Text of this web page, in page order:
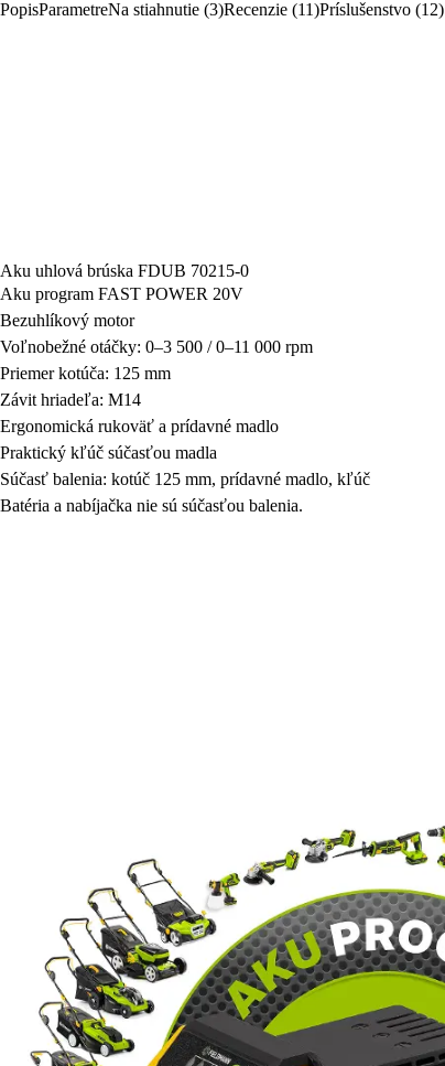
PopisParametreNa stiahnutie (3)Recenzie (11)Príslušenstvo (12)
Aku uhlová brúska FDUB 70215-0
Aku program FAST POWER 20V
Bezuhlíkový motor
Voľnobežné otáčky: 0–3 500 / 0–11 000 rpm
Priemer kotúča: 125 mm
Závit hriadeľa: M14
Ergonomická rukoväť a prídavné madlo
Praktický kľúč súčasťou madla
Súčasť balenia: kotúč 125 mm, prídavné madlo, kľúč
Batéria a nabíjačka nie sú súčasťou balenia.